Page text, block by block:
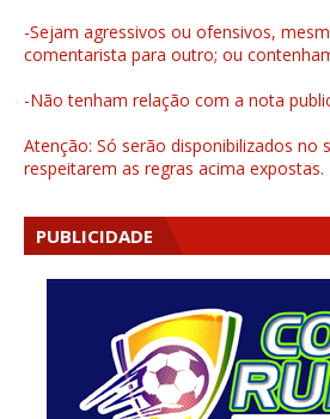
-Sejam agressivos ou ofensivos,
comentarista para outro; ou
-Não tenham relação com a nota
Atenção: Só serão disponibilizados no
respeitarem as regras acima expostas.
PUBLICIDADE